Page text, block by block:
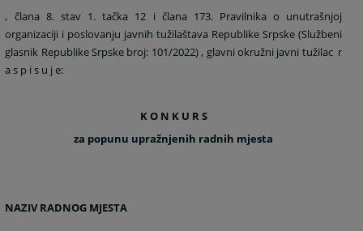
, člana 8. stav 1. tačka 12 i člana 173. Pravilnika o unutrašnjoj
organizaciji i poslovanju javnih tužilaštava Republike Srpske (Službeni
glasnik Republike Srpske broj: 101/2022) , glavni okružni javni tužilac r
a s p i s u j e:
K O N K U R S
za popunu upražnjenih radnih mjesta
NAZIV RADNOG MJESTA